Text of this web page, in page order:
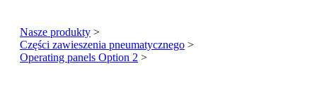
Nasze produkty >
Części zawieszenia pneumatycznego >
Operating panels Option 2 >